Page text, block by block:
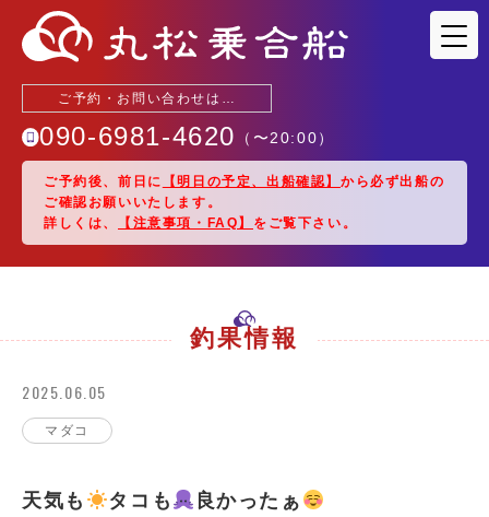
ご予約・お問い合わせは…
090-6981-4620 （〜20:00）
ご予約後、前日に 【明日の予定、出船確認】から必ず出船の
ご確認お願いいたします。
詳しくは、
【注意事項・FAQ】 をご覧下さい。
釣果情報
出船予定
駐車場・アクセス
釣果情報
2025.06.05
マダコ
天気も タコも 良かったぁ